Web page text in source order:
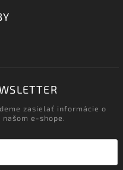
zasielať informácie o
e-shope.